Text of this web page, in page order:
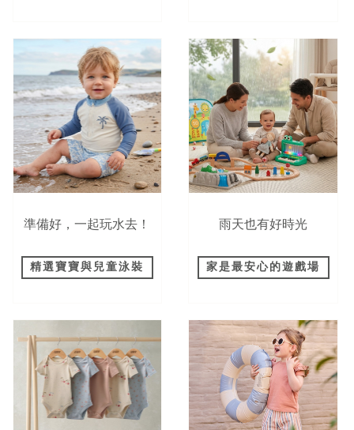
準備好，一起玩水去！
精選寶寶與兒童泳裝
雨天也有好時光
家是最安心的遊戲場